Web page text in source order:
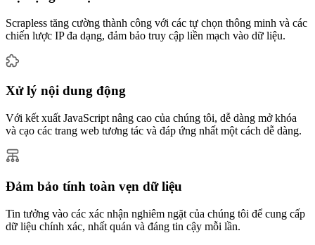
Scrapless tăng cường thành công với các tự chọn thông minh và các
chiến lược IP đa dạng, đảm bảo truy cập liền mạch vào dữ liệu.
Xử lý nội dung động
Với kết xuất JavaScript nâng cao của chúng tôi, dễ dàng mở khóa
và cạo các trang web tương tác và đáp ứng nhất một cách dễ dàng.
Đảm bảo tính toàn vẹn dữ liệu
Tin tưởng vào các xác nhận nghiêm ngặt của chúng tôi để cung cấp
dữ liệu chính xác, nhất quán và đáng tin cậy mỗi lần.